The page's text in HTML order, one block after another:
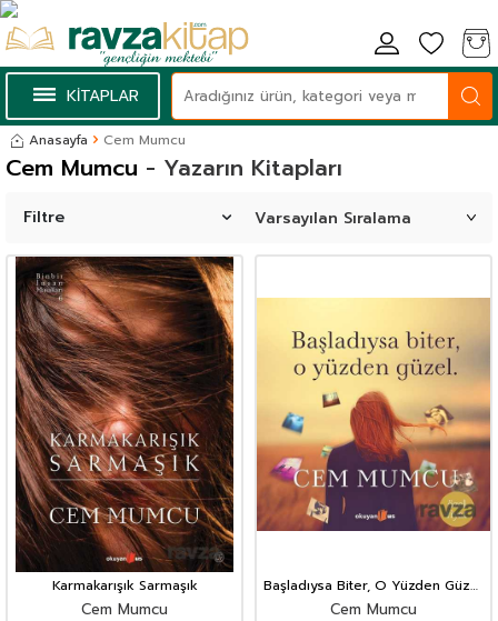
KİTAPLAR
Anasayfa Cem Mumcu
- Yazarın Kitapları
Cem Mumcu
Filtre
Karmakarışık Sarmaşık
Cem Mumcu
Başladıysa Biter, O Yüzden Güzel.
(Özel Baskı)
Cem Mumcu